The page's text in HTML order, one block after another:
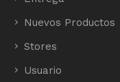
Nuevos Productos
Stores
Usuario